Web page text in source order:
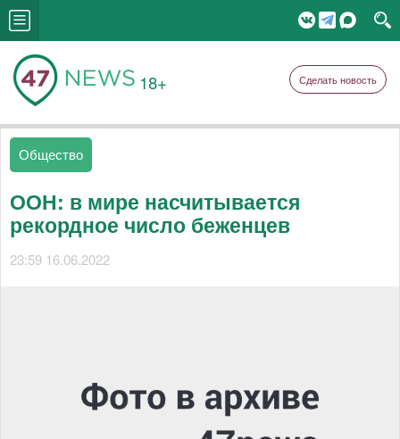
18+ Сделать новость
Общество
ООН: в мире насчитывается
рекордное число беженцев
23:59 16.06.2022